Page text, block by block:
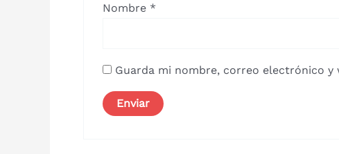
Nombre *
Guarda mi nombre, correo electrónico y